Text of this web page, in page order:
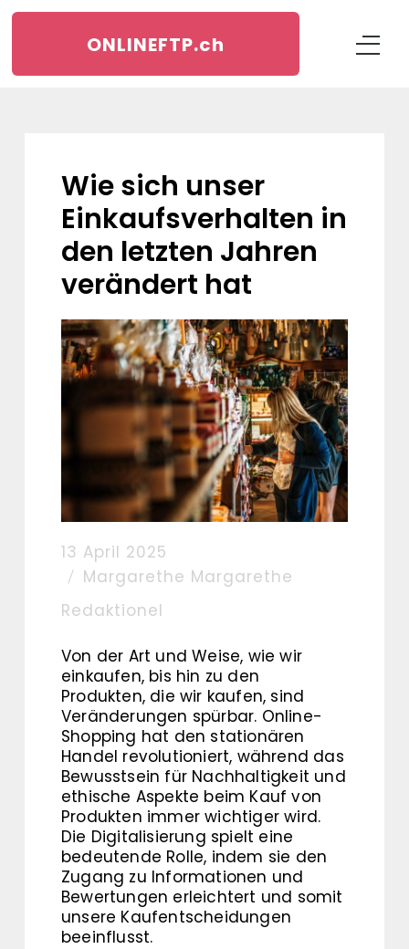
ONLINEFTP.ch
Wie sich unser
Einkaufsverhalten in
den letzten Jahren
verändert hat
13 April 2025
Margarethe Margarethe
Redaktionel
Von der Art und Weise, wie wir
einkaufen, bis hin zu den
Produkten, die wir kaufen, sind
Veränderungen spürbar. Online-
Shopping hat den stationären
Handel revolutioniert, während das
Bewusstsein für Nachhaltigkeit und
ethische Aspekte beim Kauf von
Produkten immer wichtiger wird.
Die Digitalisierung spielt eine
bedeutende Rolle, indem sie den
Zugang zu Informationen und
Bewertungen erleichtert und somit
unsere Kaufentscheidungen
beeinflusst.